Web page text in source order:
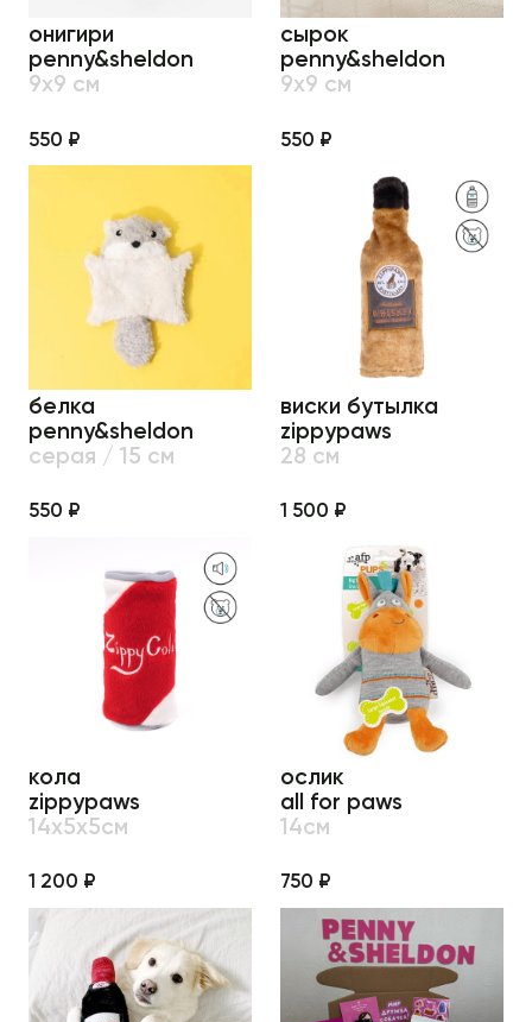
онигири
penny&sheldon
9х9 см
550 ₽
сырок
penny&sheldon
9х9 см
550 ₽
белка
penny&sheldon
серая / 15 см
550 ₽
виски бутылка
zippypaws
28 см
1 500 ₽
кола
zippypaws
14х5х5см
1 200 ₽
ослик
all for paws
14см
750 ₽